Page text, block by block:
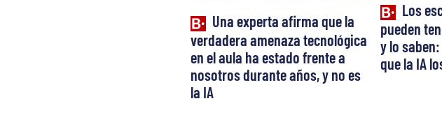
Una experta afirma que la
verdadera amenaza tecnológica
en el aula ha estado frente a
nosotros durante años, y no es
la IA
Los
pueden
y lo
que la IA